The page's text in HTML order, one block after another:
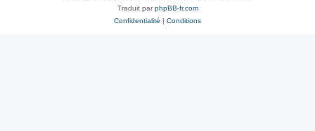
Traduit parphpBB-fr.com
Confidentialité | Conditions